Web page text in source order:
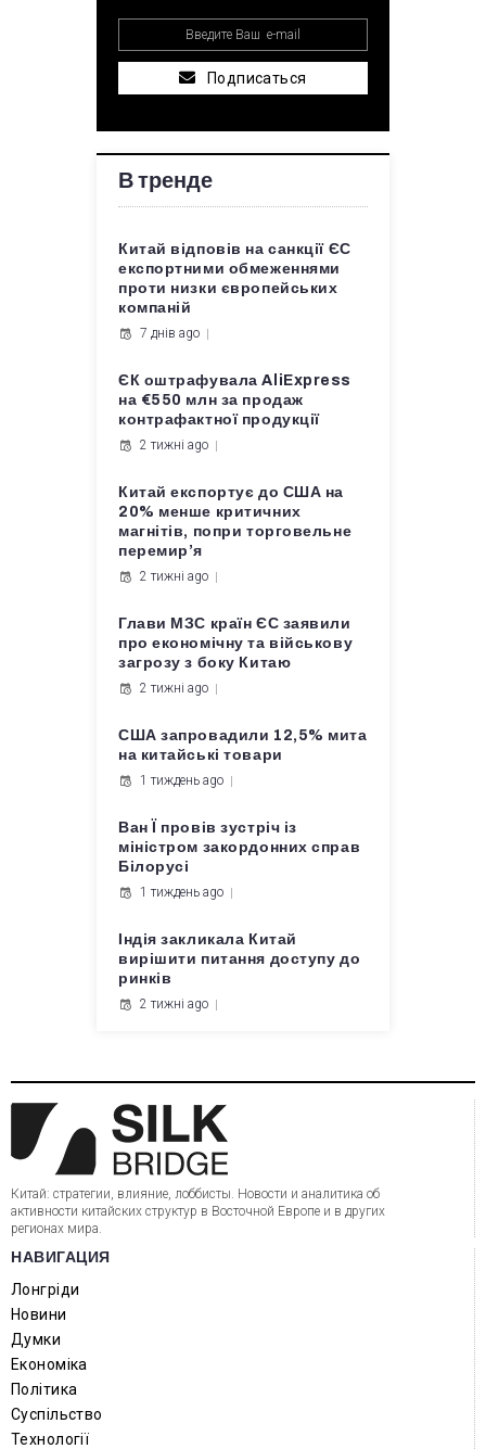
Подписаться
В тренде
Китай відповів на санкції ЄС
експортними обмеженнями
проти низки європейських
компаній
7 днів ago
ЄК оштрафувала AliExpress
на €550 млн за продаж
контрафактної продукції
2 тижні ago
Китай експортує до США на
20% менше критичних
магнітів, попри торговельне
перемир’я
2 тижні ago
Глави МЗС країн ЄС заявили
про економічну та військову
загрозу з боку Китаю
2 тижні ago
США запровадили 12,5% мита
на китайські товари
1 тиждень ago
Ван Ї провів зустріч із
міністром закордонних справ
Білорусі
1 тиждень ago
Індія закликала Китай
вирішити питання доступу до
ринків
2 тижні ago
Китай: стратегии, влияние, лоббисты. Новости и аналитика об
активности китайских структур в Восточной Европе и в других
регионах мира.
НАВИГАЦИЯ
Лонгріди
Новини
Думки
Економіка
Політика
Суспільство
Технології